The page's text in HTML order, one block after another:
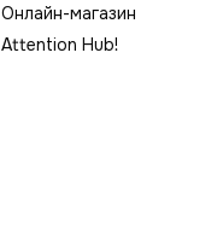
Онлайн-магазин
Attention Hub!